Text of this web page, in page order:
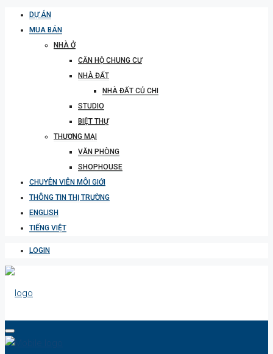
DỰ ÁN
MUA BÁN
NHÀ Ở
CĂN HỘ CHUNG CƯ
NHÀ ĐẤT
NHÀ ĐẤT CỦ CHI
STUDIO
BIỆT THỰ
THƯƠNG MẠI
VĂN PHÒNG
SHOPHOUSE
CHUYÊN VIÊN MÔI GIỚI
THÔNG TIN THỊ TRƯỜNG
ENGLISH
TIẾNG VIỆT
LOGIN